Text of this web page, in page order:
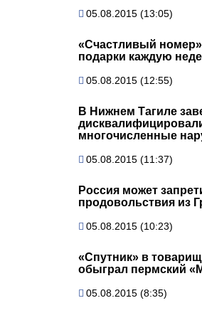
05.08.2015 (13:05)
«Счастливый
подарки каждую
05.08.2015 (12:55)
В Нижнем Тагиле
многочисленные
05.08.2015 (11:37)
Россия может
продовольствия из
05.08.2015 (10:23)
«Спутник» в
обыграл пермский
05.08.2015 (8:35)